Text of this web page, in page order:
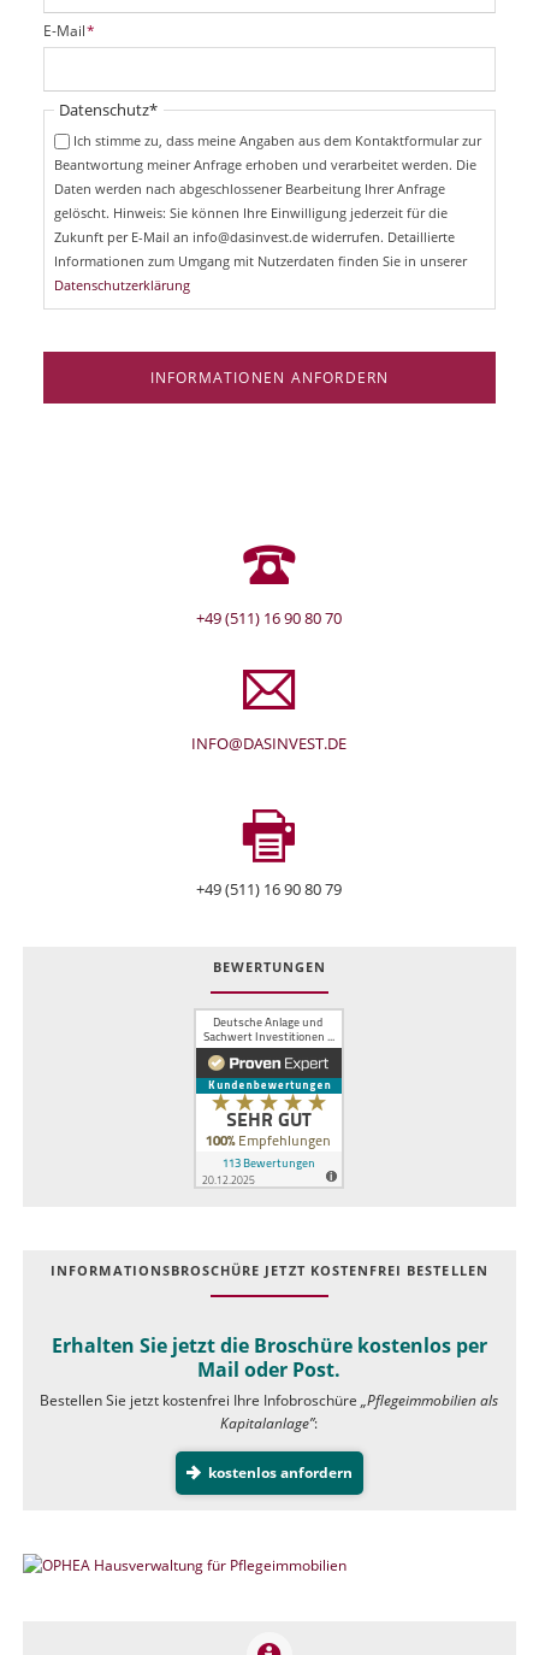
i
c
t
f
P
f
i
E-Mail*
Pflichtfeld
Datenschutz*
Ich stimme zu, dass meine Angaben aus dem Kontaktformular zur
Beantwortung meiner Anfrage erhoben und verarbeitet werden. Die
Daten werden nach abgeschlossener Bearbeitung Ihrer Anfrage
gelöscht. Hinweis: Sie können Ihre Einwilligung jederzeit für die
Zukunft per E-Mail an info@dasinvest.de widerrufen. Detaillierte
Informationen zum Umgang mit Nutzerdaten finden Sie in unserer
Datenschutzerklärung
INFORMATIONEN ANFORDERN
+49 (511) 16 90 80 70
INFO@DASINVEST.DE
+49 (511) 16 90 80 79
BEWERTUNGEN
INFOR­MATIONS­BROSCHÜRE JETZT KOSTEN­FREI BESTELLEN
Erhalten Sie jetzt die Broschüre kostenlos per
Mail oder Post.
Bestellen Sie jetzt kostenfrei Ihre Infobroschüre„Pflegeimmobilien als
Kapitalanlage”:
kostenlos anfordern